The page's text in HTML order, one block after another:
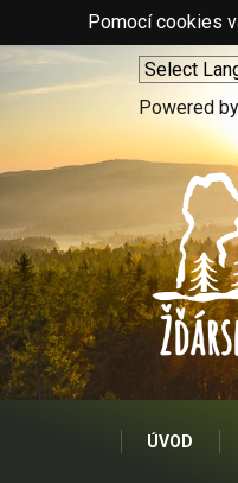
Pomocí cookies
Powered by
ÚVOD